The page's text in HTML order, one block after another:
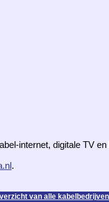
internet, digitale TV
.
van alle